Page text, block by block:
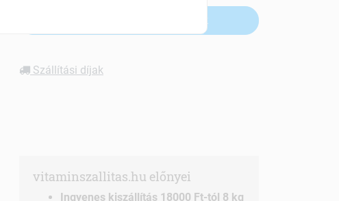
Szállítási díjak
vitaminszallitas.hu előnyei
Ingyenes kiszállítás 18000 Ft-tól 8 kg